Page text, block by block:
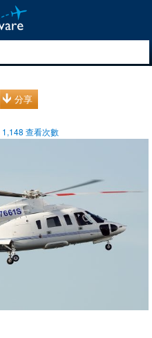
分享
1,148 查看次數